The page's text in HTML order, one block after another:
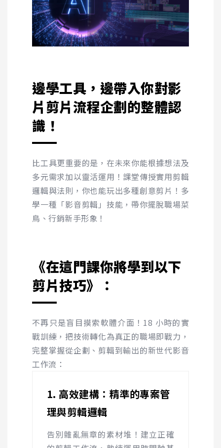
邊學工具，邊帶入你對影
片剪片流程企劃的整體認
識！
比工具更重要的是，在未來你能根據想法及
多元需求加以靈活運用！課堂傳授實用剪輯
邏輯與法則，你也能玩出多種創意剪片！多
學一種「影音剪輯」技能，帶你擺脫職場菜
鳥、行銷新手形象！
《在這門課你將學到以下
剪片技巧》：
不再只是盲目摸索軟體介面！18 小時的實
戰訓練，把技術轉化為真正的職場即戰力，
完整掌握從企劃、剪輯到輸出的新世代影音
工作流：
1. 高效建構：精準的專案管
理與剪輯邏輯
告別雜亂無章的素材堆！建立正確